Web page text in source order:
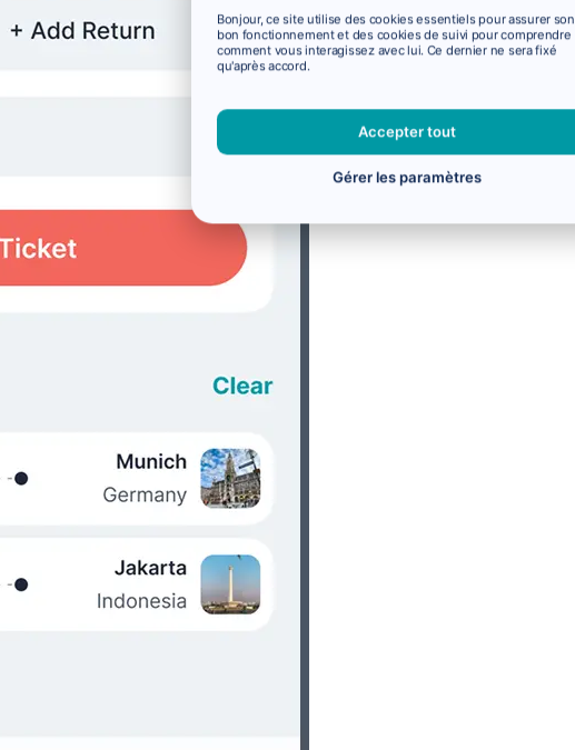
Bonjour, ce site utilise des cookies essentiels pour assurer son
bon fonctionnement et des cookies de suivi pour comprendre
comment vous interagissez avec lui. Ce dernier ne sera fixé
qu'après accord.
Accepter tout
Gérer les paramètres